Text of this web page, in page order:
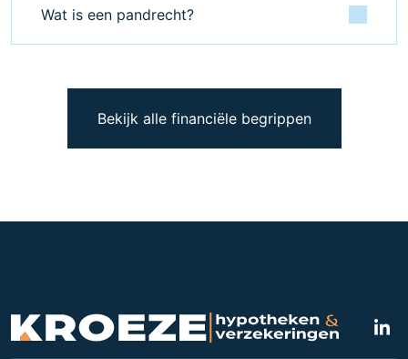
Wat is een pandrecht?
Bekijk alle financiële begrippen